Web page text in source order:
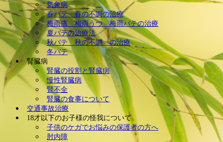
気象病
春バテ 春の不調の治療
梅雨痛 梅雨うつ 梅雨バテの治療
夏バテの治療法
秋バテ 秋の不調 の治療
冬バテ
腎臓病
腎臓の役割と腎臓病
慢性腎臓病
腎不全
腎臓の食事について
交通事故治療
18才以下のお子様の怪我について
子供のケガでお悩みの保護者の方へ
肘内障